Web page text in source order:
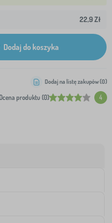
22,9 Zł
Dodaj do koszyka
produktu (0) 4
Dodaj na listę zakupów (0)